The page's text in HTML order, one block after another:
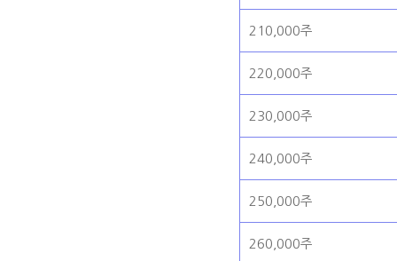
210,000주
220,000주
230,000주
240,000주
250,000주
260,000주